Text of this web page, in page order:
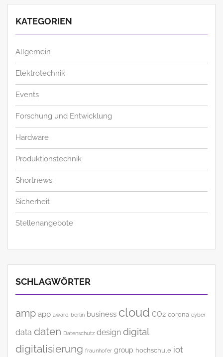
KATEGORIEN
Allgemein
Elektrotechnik
Events
Forschung und Entwicklung
Hardware
Produktionstechnik
Shortnews
Sicherheit
Stellenangebote
SCHLAGWÖRTER
amp app award berlin business cloud CO2 corona cyber
data daten Datenschutz design digital
digitalisierung fraunhofer group hochschule iot